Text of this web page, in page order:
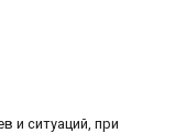
и ситуаций, при